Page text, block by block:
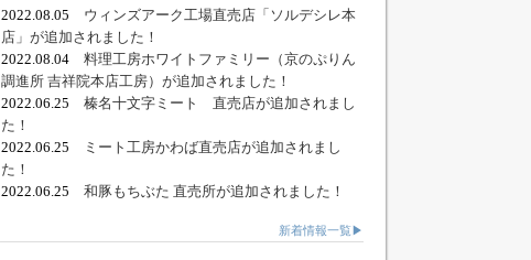
2022.08.05 ウィンズアーク工場直売店「ソルデシレ本
店」が追加されました！
2022.08.04 料理工房ホワイトファミリー（京のぷりん
調進所 吉祥院本店工房）が追加されました！
2022.06.25 榛名十文字ミート 直売店が追加されまし
た！
2022.06.25
ミート工房かわば直売店が追加されまし
た！
2022.06.25 和豚もちぶた 直売所が追加されました！
新着情報一覧▶